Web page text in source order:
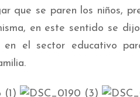
que se paren los niños,
en este sentido se
en el sector educativo